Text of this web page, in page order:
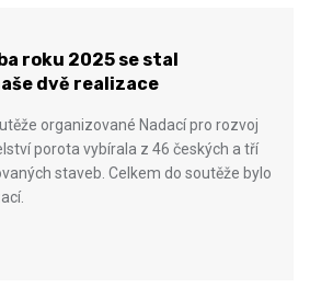
roku 2025 se stal
dvě realizace
organizované Nadací pro rozvoj
porota vybírala z 46 českých a tří
staveb. Celkem do soutěže bylo